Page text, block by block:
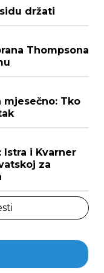
držati
Thompsona
mjesečno: Tko
Istra i Kvarner
za